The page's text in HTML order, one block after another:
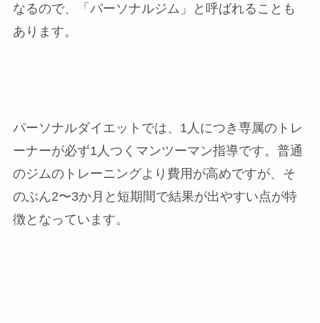
なるので、「パーソナルジム」と呼ばれることも
あります。
パーソナルダイエットでは、1人につき専属のトレ
ーナーが必ず1人つくマンツーマン指導です。普通
のジムのトレーニングより費用が高めですが、そ
のぶん2〜3か月と短期間で結果が出やすい点が特
徴となっています。